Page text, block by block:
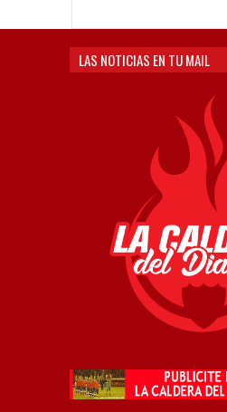
LAS NOTICIAS EN TU MAIL